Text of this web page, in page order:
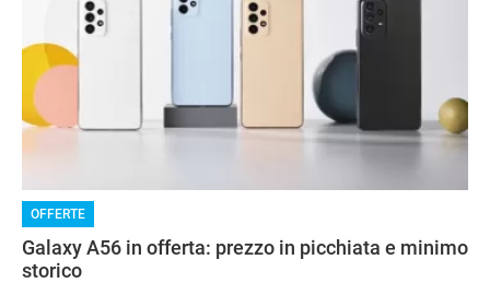
HOW TO
OFFERTE
Galaxy A56 in offerta: prezzo in picchiata e minimo
storico